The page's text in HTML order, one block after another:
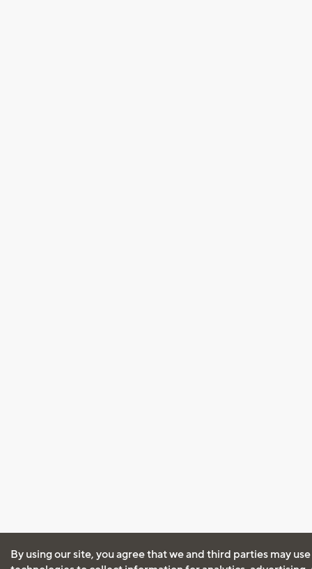
By using our site, you agree that we and third parties may